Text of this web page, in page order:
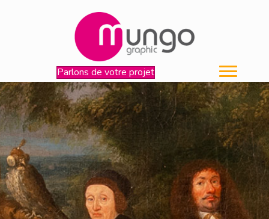
Parlons de votre projet